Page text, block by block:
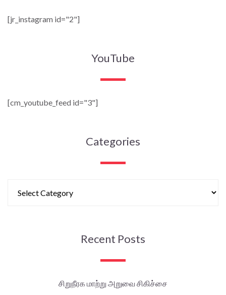
[jr_instagram id="2"]
YouTube
[cm_youtube_feed id="3"]
Categories
Recent Posts
சிறுநீரக மாற்று அறுவை சிகிச்சை